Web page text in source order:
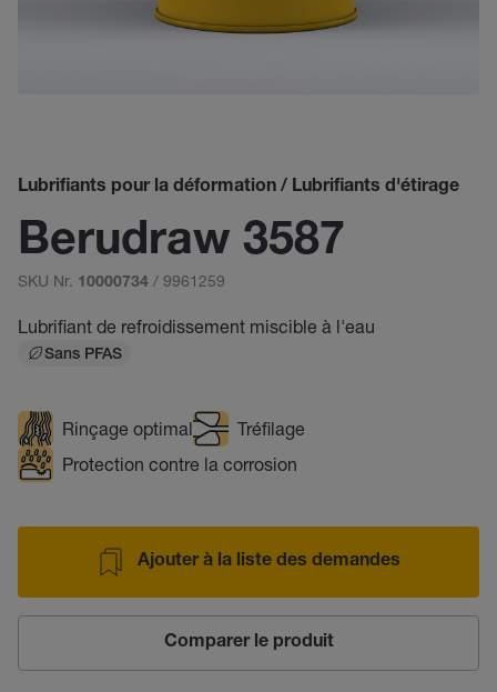
Lubrifiants pour la déformation / Lubrifiants d'étirage
Berudraw 3587
SKU Nr. 10000734 / 9961259
Lubrifiant de refroidissement miscible à l'eau
Sans PFAS
Rinçage optimal
Tréfilage
Protection contre la corrosion
Ajouter à la liste des demandes
Comparer le produit